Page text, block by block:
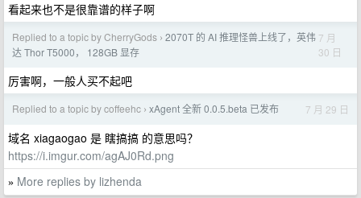
看起来也不是很靠谱的样子啊
Replied to a topic by CherryGods › 2070T 的 AI 推理怪兽上线了，英伟
达 Thor T5000， 128GB 显存
7 月
30 日
厉害啊，一般人买不起吧
Replied to a topic by coffeehc › xAgent 全新 0.0.5.beta 已发布 7 月 29 日
域名 xiagaogao 是 瞎搞搞 的意思吗？
https://i.imgur.com/agAJ0Rd.png
» More replies by lizhenda